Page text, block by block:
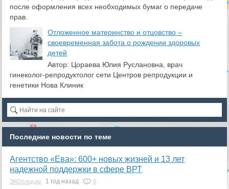
после оформления всех необходимых бумаг о передаче
прав.
Отложенное материнство и отцовство –
своевременная забота о рождении здоровых
детей
Автор: Цораева Юлия Руслановна, врач
гинеколог-репродуктолог сети Центров репродукции и
генетики Нова Клиник
Последние новости по теме
Агентство «Ева»: 600+ новых жизней и 13 лет
надежной поддержки в сфере ВРТ
ЭКОплод.ру 1 год назад 0